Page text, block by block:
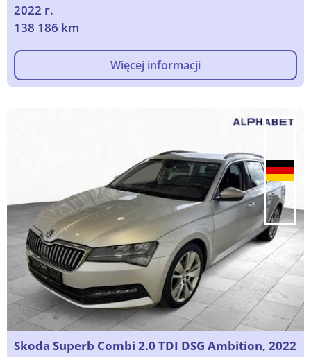
2022 г.
138 186 km
Więcej informacji
Skoda Superb Combi 2.0 TDI DSG Ambition, 2022